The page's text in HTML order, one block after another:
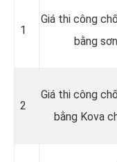
1
Giá thi công
bằng
2
Giá thi công
bằng Kova